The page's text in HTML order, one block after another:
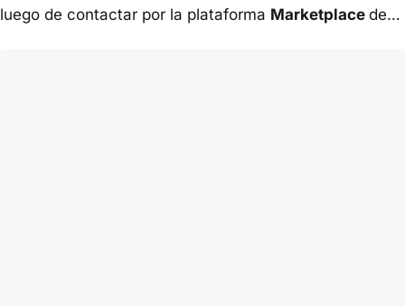
luego de contactar por la plataforma Marketplace de…